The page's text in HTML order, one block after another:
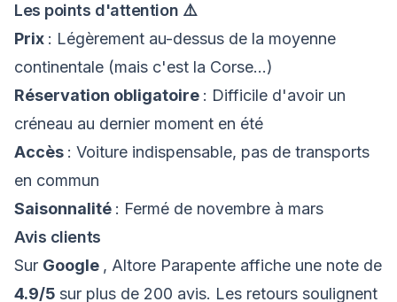
Les points d'attention ⚠️
Prix : Légèrement au-dessus de la moyenne
continentale (mais c'est la Corse...)
Réservation obligatoire : Difficile d'avoir un
créneau au dernier moment en été
Accès : Voiture indispensable, pas de transports
en commun
Saisonnalité : Fermé de novembre à mars
Avis clients
Sur Google , Altore Parapente affiche une note de
4.9/5 sur plus de 200 avis. Les retours soulignent